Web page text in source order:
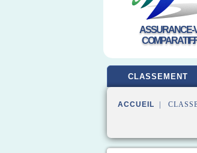
ASSURANCE-
CLASSEMENT
ACCUEIL |